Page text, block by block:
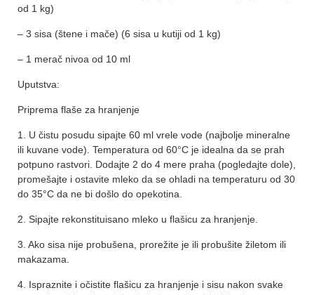
od 1 kg)
– 3 sisa (štene i mače) (6 sisa u kutiji od 1 kg)
– 1 merač nivoa od 10 ml
Uputstva:
Priprema flaše za hranjenje
1. U čistu posudu sipajte 60 ml vrele vode (najbolje mineralne
ili kuvane vode). Temperatura od 60°C je idealna da se prah
potpuno rastvori. Dodajte 2 do 4 mere praha (pogledajte dole),
promešajte i ostavite mleko da se ohladi na temperaturu od 30
do 35°C da ne bi došlo do opekotina.
2. Sipajte rekonstituisano mleko u flašicu za hranjenje.
3. Ako sisa nije probušena, prorežite je ili probušite žiletom ili
makazama.
4. Ispraznite i očistite flašicu za hranjenje i sisu nakon svake